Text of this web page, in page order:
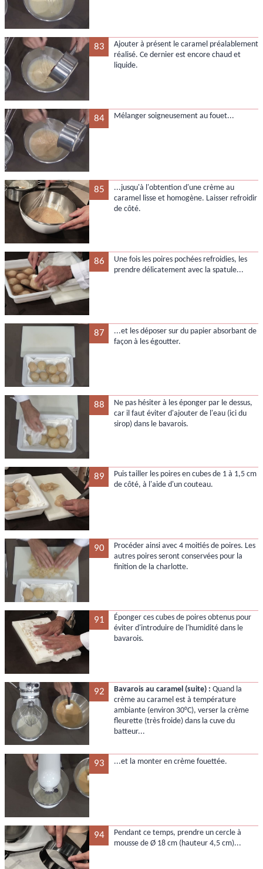
83
Ajouter à présent le caramel préalablement
réalisé. Ce dernier est encore chaud et
liquide.
84 Mélanger soigneusement au fouet...
85
...jusqu'à l'obtention d'une crème au
caramel lisse et homogène. Laisser refroidir
de côté.
86
Une fois les poires pochées refroidies, les
prendre délicatement avec la spatule...
87
...et les déposer sur du papier absorbant de
façon à les égoutter.
88
Ne pas hésiter à les éponger par le dessus,
car il faut éviter d'ajouter de l'eau (ici du
sirop) dans le bavarois.
89
Puis tailler les poires en cubes de 1 à 1,5 cm
de côté, à l'aide d'un couteau.
90
Procéder ainsi avec 4 moitiés de poires. Les
autres poires seront conservées pour la
finition de la charlotte.
91
Éponger ces cubes de poires obtenus pour
éviter d'introduire de l'humidité dans le
bavarois.
92 Bavarois au caramel (suite) : Quand la
crème au caramel est à température
ambiante (environ 30°C), verser la crème
fleurette (très froide) dans la cuve du
batteur...
93 ...et la monter en crème fouettée.
94
Pendant ce temps, prendre un cercle à
mousse de Ø 18 cm (hauteur 4,5 cm)...